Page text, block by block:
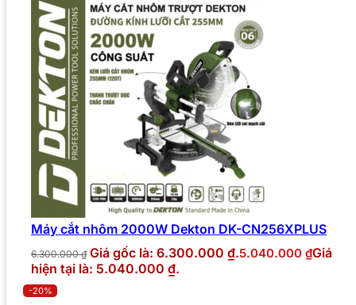
Máy cắt nhôm 2000W Dekton DK-CN256XPLUS
6.300.000₫ Giá gốc là: 6.300.000 ₫.5.040.000 ₫Giá
hiện tại là: 5.040.000 ₫.
-20%